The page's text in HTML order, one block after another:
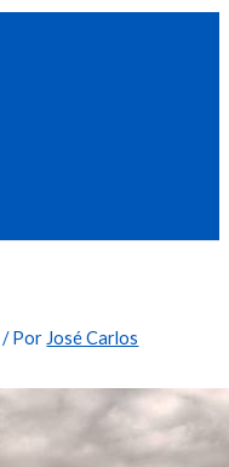
/ Por José Carlos